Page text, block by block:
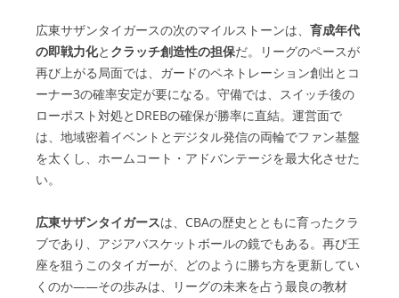
広東サザンタイガースの次のマイルストーンは、 育成年代
の即戦力化と クラッチ創造性の担保だ。リーグのペースが
再び上がる局面では、ガードのペネトレーション創出とコ
ーナー3の確率安定が要になる。守備では、スイッチ後の
ローポスト対処とDREBの確保が勝率に直結。運営面で
は、地域密着イベントとデジタル発信の両輪でファン基盤
を太くし、ホームコート・アドバンテージを最大化させた
い。
広東サザンタイガースは、CBAの歴史とともに育ったクラ
ブであり、アジアバスケットボールの鏡でもある。再び王
座を狙うこのタイガーが、どのように勝ち方を更新してい
くのか——その歩みは、リーグの未来を占う最良の教材